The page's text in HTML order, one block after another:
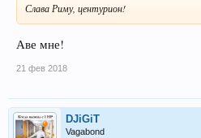
Слава Риму, центурион!
Аве мне!
21 фев 2018
DJiGiT
Vagabond